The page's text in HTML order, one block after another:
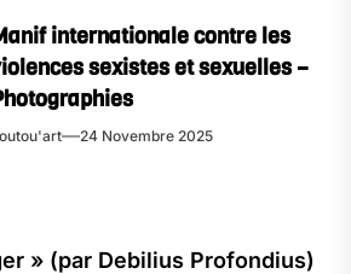
internationale contre les
sexistes et sexuelles –
24 Novembre 2025
» (par Debilius Profondius)